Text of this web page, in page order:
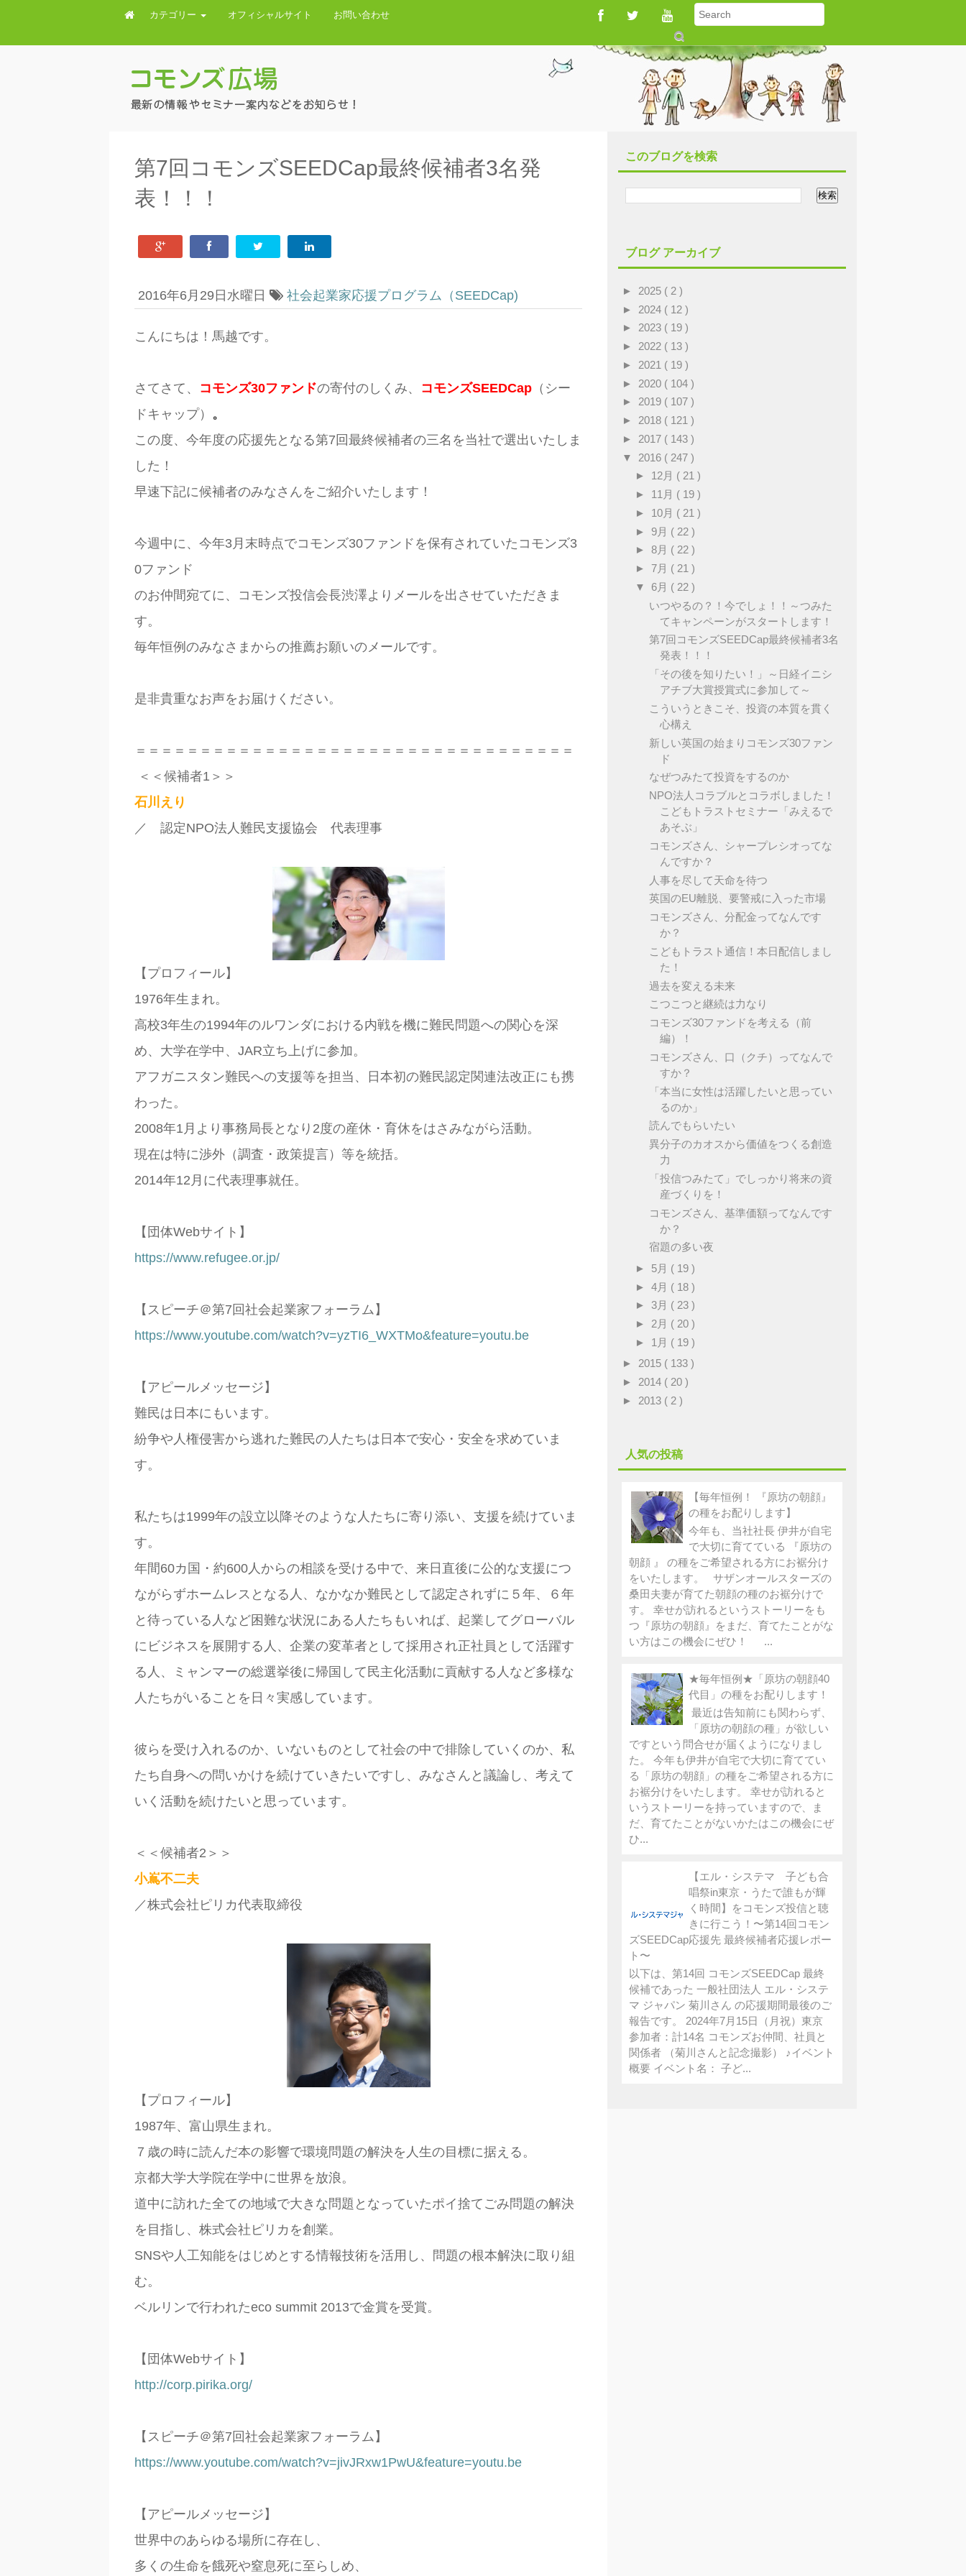
カテゴリー オフィシャルサイト お問い合わせ
S
u
b
m
it
第7回コモンズSEEDCap最終候補者3名発
表！！！
2016年6月29日水曜日 社会起業家応援プログラム（SEEDCap)
こんにちは！馬越です。
さてさて、 コモンズ30ファンドの寄付のしくみ、 コモンズSEEDCap （シー
ドキャップ） 。
この度、今年度の応援先となる第7回最終候補者の三名を当社で選出いたしま
した！
早速下記に候補者のみなさんをご紹介いたします！
今週中に、今年3月末時点でコモンズ30ファンドを保有されていたコモンズ3
0ファンド
のお仲間宛てに、コモンズ投信会長渋澤よりメールを出させていただきま
す。
毎年恒例のみなさまからの推薦お願いのメールです。
是非貴重なお声をお届けください。
＝＝＝＝＝＝＝＝＝＝＝＝＝＝＝＝＝＝＝＝＝＝＝＝＝＝＝＝＝＝＝＝＝＝
＜＜候補者1 ＞＞
石川えり
／ 認定NPO法人難民支援協会 代表理事
【プロフィール】
1976年生まれ。
高校3年生の1994年のルワンダにおける内戦を機に難民問題への関心を深
め、大学在学中、 JAR立ち上げに参加。
アフガニスタン難民への支援等を担当、日本初の難民認定関連法改正にも携
わった。
2008年1 月より事務局長となり 2度の産休・育休をはさみながら活動。
現在は特に渉外（調査・政策提言）等を統括。
2014年12 月に代表理事就任。
【団体Webサイト】
https://www.refugee.or.jp/
【スピーチ＠第7 回社会起業家フォーラム】
https://www.youtube.com/watch?v=yzTI6_WXTMo&feature=youtu.be
【アピールメッセージ】
難民は日本にもいます。
紛争や人権侵害から逃れた難民の人たちは日本で安心・安全を求めていま
す。
私たちは1999年の設立以降そのような人たちに寄り添い、支援を続けていま
す。
年間60カ国・約600人からの相談を受ける中で、来日直後に公的な支援につ
ながらずホームレスとなる人、なかなか難民として認定されずに５年、６年
と待っている人など困難な状況にある人たちもいれば、起業してグローバル
にビジネスを展開する人、企業の変革者として採用され正社員として活躍す
る人、ミャンマーの総選挙後に帰国して民主化活動に貢献する人など多様な
人たちがいることを日々実感しています。
彼らを受け入れるのか、いないものとして社会の中で排除していくのか、私
たち自身への問いかけを続けていきたいですし、みなさんと議論し、考えて
いく活動を続けたいと思っています。
＜＜候補者2 ＞＞
小嶌不二夫
／株式会社ピリカ代表取締役
【プロフィール】
1987年、富山県生まれ。
７歳の時に読んだ本の影響で環境問題の解決を人生の目標に据える。
京都大学大学院在学中に世界を放浪。
道中に訪れた全ての地域で大きな問題となっていたポイ捨てごみ問題の解決
を目指し、株式会社ピリカを創業。
SNSや人工知能をはじめとする情報技術を活用し、問題の根本解決に取り組
む。
ベルリンで行われたeco summit 2013で金賞を受賞。
【団体Webサイト】
http://corp.pirika.org/
【スピーチ＠第7 回社会起業家フォーラム】
https://www.youtube.com/watch?v=jivJRxw1PwU&feature=youtu.be
【アピールメッセージ】
世界中のあらゆる場所に存在し、
多くの生命を餓死や窒息死に至らしめ、
このブログを検索
ブログ アーカイブ
► 2025 ( 2 )
► 2024 ( 12 )
► 2023 ( 19 )
► 2022 ( 13 )
► 2021 ( 19 )
► 2020 ( 104 )
► 2019 ( 107 )
► 2018 ( 121 )
► 2017 ( 143 )
▼ 2016 ( 247 )
► 12月 ( 21 )
► 11月 ( 19 )
► 10月 ( 21 )
► 9月 ( 22 )
►8月 ( 22 )
►7月 ( 21 )
▼ 6月 ( 22 )
いつやるの？！今でしょ！！～つみた
てキャンペーンがスタートします！
第7回コモンズSEEDCap最終候補者3名
発表！！！
「その後を知りたい！」～日経イニシ
アチブ大賞授賞式に参加して～
こういうときこそ、投資の本質を貫く
心構え
新しい英国の始まりコモンズ30ファン
ド
なぜつみたて投資をするのか
NPO法人コラブルとコラボしました！
こどもトラストセミナー「みえるで
あそぶ」
コモンズさん、シャープレシオってな
んですか？
人事を尽して天命を待つ
英国のEU離脱、要警戒に入った市場
コモンズさん、分配金ってなんです
か？
こどもトラスト通信！本日配信しまし
た！
過去を変える未来
こつこつと継続は力なり
コモンズ30ファンドを考える（前
編）！
コモンズさん、口（クチ）ってなんで
すか？
「本当に女性は活躍したいと思ってい
るのか」
読んでもらいたい
異分子のカオスから価値をつくる創造
力
「投信つみたて」でしっかり将来の資
産づくりを！
コモンズさん、基準価額ってなんです
か？
宿題の多い夜
► 5月 ( 19 )
►4月 ( 18 )
►3月 ( 23 )
► 2月 ( 20 )
► 1月 ( 19 )
► 2015 ( 133 )
► 2014 ( 20 )
► 2013 ( 2 )
人気の投稿
【毎年恒例！ 『原坊の朝顔』
の種をお配りします】
今年も、当社社長 伊井が自宅
で大切に育てている 『原坊の
朝顔 』 の種をご希望される方にお裾分け
をいたします。 サザンオールスターズの
桑田夫妻が育てた朝顔の種のお裾分けで
す。 幸せが訪れるというストーリーをも
つ『原坊の朝顔』をまだ、育てたことがな
い方はこの機会にぜひ！ ...
★毎年恒例★「原坊の朝顔40
代目」の種をお配りします！
最近は告知前にも関わらず、
「原坊の朝顔の種」が欲しい
ですという問合せが届くようになりまし
た。 今年も伊井が自宅で大切に育ててい
る「原坊の朝顔」の種をご希望される方に
お裾分けをいたします。 幸せが訪れると
いうストーリーを持っていますので、ま
だ、育てたことがないかたはこの機会にぜ
ひ...
【エル・システマ 子ども合
唱祭in東京・うたで誰もが輝
く時間】をコモンズ投信と聴
きに行こう！〜第14回コモン
ズSEEDCap応援先 最終候補者応援レポー
ト〜
以下は、第14回 コモンズSEEDCap 最終
候補であった 一般社団法人 エル・システ
マ ジャパン 菊川さん の応援期間最後のご
報告です。 2024年7月15日（月祝）東京
参加者：計14名 コモンズお仲間、社員と
関係者 （菊川さんと記念撮影） ♪イベント
概要 イベント名： 子ど...